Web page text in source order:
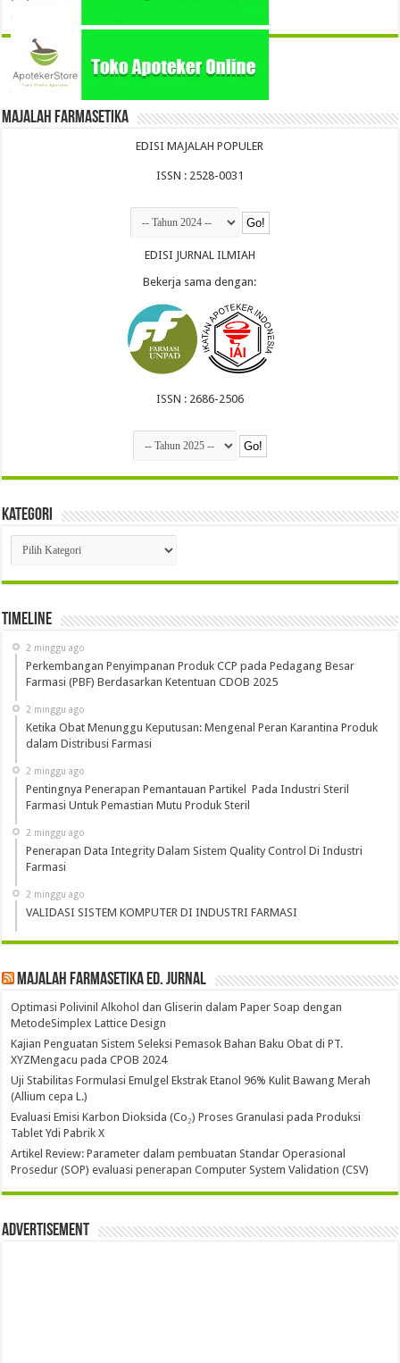
Majalah Farmasetika
EDISI MAJALAH POPULER
ISSN : 2528-0031
EDISI JURNAL ILMIAH
Bekerja sama dengan:
ISSN : 2686-2506
Kategori
Kategori
Timeline
2 minggu ago
Perkembangan Penyimpanan Produk CCP pada Pedagang Besar
Farmasi (PBF) Berdasarkan Ketentuan CDOB 2025
2 minggu ago
Ketika Obat Menunggu Keputusan: Mengenal Peran Karantina Produk
dalam Distribusi Farmasi
2 minggu ago
Pentingnya Penerapan Pemantauan Partikel Pada Industri Steril
Farmasi Untuk Pemastian Mutu Produk Steril
2 minggu ago
Penerapan Data Integrity Dalam Sistem Quality Control Di Industri
Farmasi
2 minggu ago
VALIDASI SISTEM KOMPUTER DI INDUSTRI FARMASI
Majalah Farmasetika Ed. Jurnal
Optimasi Polivinil Alkohol dan Gliserin dalam Paper Soap dengan
MetodeSimplex Lattice Design
Kajian Penguatan Sistem Seleksi Pemasok Bahan Baku Obat di PT.
XYZMengacu pada CPOB 2024
Uji Stabilitas Formulasi Emulgel Ekstrak Etanol 96% Kulit Bawang Merah
(Allium cepa L.)
Evaluasi Emisi Karbon Dioksida (Co₂) Proses Granulasi pada Produksi
Tablet Ydi Pabrik X
Artikel Review: Parameter dalam pembuatan Standar Operasional
Prosedur (SOP) evaluasi penerapan Computer System Validation (CSV)
Advertisement